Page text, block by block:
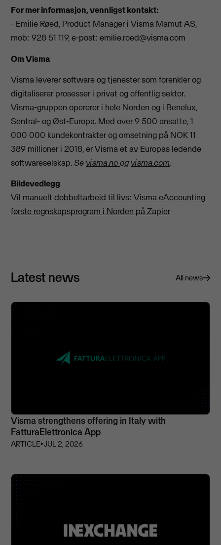
For mer informasjon, vennligst kontakt:
- Emilie Røed, Product Manager i Visma Mamut AS,
mob: 928 51 119, e-post:emilie.roed@visma.com
Om Visma
Visma leverer software og tjenester som forenkler og
digitaliserer prosesser i privat og offentlig sektor.
Visma-gruppen opererer i hele Norden og i Benelux,
Sentral- og Øst-Europa. Med over 9 500 ansatte, 1
000 000 kundekontrakter og omsetning på NOK 11
389 millioner i 2018, er Visma et av Europas ledende
softwareselskap.Se visma.noog visma.com.
Bildevedlegg
Vil manuelt dobbeltarbeid til livs: Visma eAccounting
første regnskapsprogram i Norden på Zapier
Latest news All news
Visma strengthens offering in Italy with
FatturaElettronica App
ARTICLE⏵JUL 2, 2026